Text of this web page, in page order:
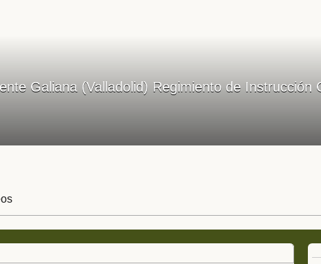
Galiana (Valladolid) Regimiento de Instrucción